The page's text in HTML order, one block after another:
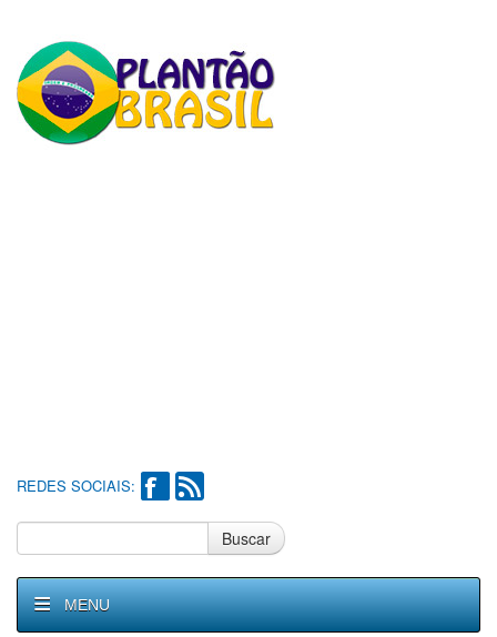
REDES SOCIAIS:
Buscar
MENU